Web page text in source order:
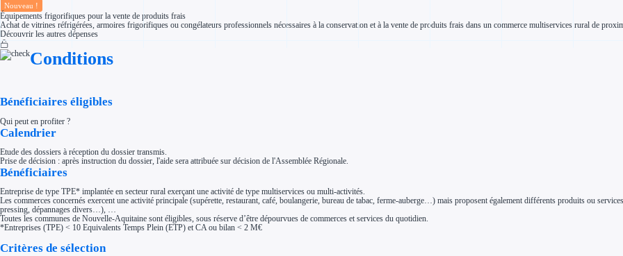
Outre-mer
Aides Région Guadeloupe
Aides Région Guyane
Nos tarifs
Blog
Nos guides
Nos partenaires
Nouveau !
Équipements frigorifiques pour la vente de produits frais
Achat de vitrines réfrigérées, armoires frigorifiques ou congélateurs professionnels nécessaires à la conservation et à la vente de produits frais dans un commerce multiservices rural de
Découvrir les autres dépenses
Conditions
Bénéficiaires éligibles
Qui peut en profiter ?
Calendrier
Etude des dossiers à réception du dossier transmis.
Prise de décision : après instruction du dossier, l'aide sera attribuée sur décision de l'Assemblée Régionale.
Bénéficiaires
Entreprise de type TPE* implantée en secteur rural exerçant une activité de type multiservices ou multi-activités.
Les commerces concernés exercent une activité principale (supérette, restaurant, café, boulangerie, bureau de tabac, ferme-auberge…) mais proposent également différents produits ou
pressing, dépannages divers…), …
Toutes les communes de Nouvelle-Aquitaine sont éligibles, sous réserve d’être dépourvues de commerces et services du quotidien.
*Entreprises (TPE) < 10 Equivalents Temps Plein (ETP) et CA ou bilan < 2 M€
Critères de sélection